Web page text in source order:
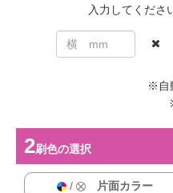
入力してくださ
※自
刷色の選択
/ 片面カラー